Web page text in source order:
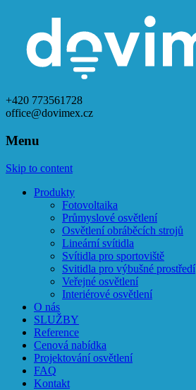
+420 773561728
office@dovimex.cz
Menu
Skip to content
Produkty
Fotovoltaika
Průmyslové osvětlení
Osvětlení obráběcích strojů
Lineární svítidla
Svítidla pro sportoviště
Svitidla pro výbušné prostředí
Veřejné osvětlení
Interiérové osvětlení
O nás
SLUŽBY
Reference
Cenová nabídka
Projektování osvětlení
FAQ
Kontakt